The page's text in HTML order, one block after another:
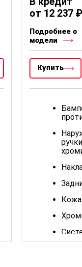
от 12 237
Подробнее о
модели
Купить